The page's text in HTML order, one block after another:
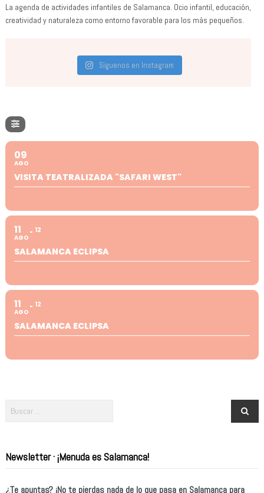
La agenda de actividades infantiles de Salamanca. Ocio infantil, educación,
creatividad y naturaleza como entorno favorable para los más pequeños.
Síguenos en Instagram
09
AGO
VISITA TEATRALIZADA "SAFARI WEST"
11
AGO
12
SALAMANCA ECLIPSA
11
AGO
12
SALAMANCA ECLIPSA
Newsletter · ¡Menuda es Salamanca!
¿Te apuntas? ¡No te pierdas nada de lo que pasa en Salamanca para